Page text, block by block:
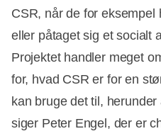
CSR, når de for
eller påtaget sig et socialt
Projektet handler meget
for, hvad CSR er for en
kan bruge det til, herunder
siger Peter Engel, der er